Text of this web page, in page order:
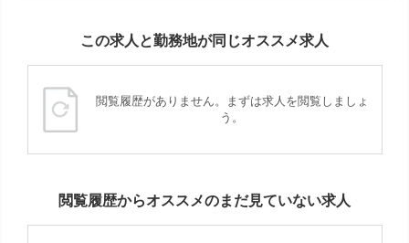
この求人と勤務地が同じオススメ求人
閲覧履歴がありません。まずは求人を閲覧しましょ
う。
閲覧履歴からオススメのまだ見ていない求人